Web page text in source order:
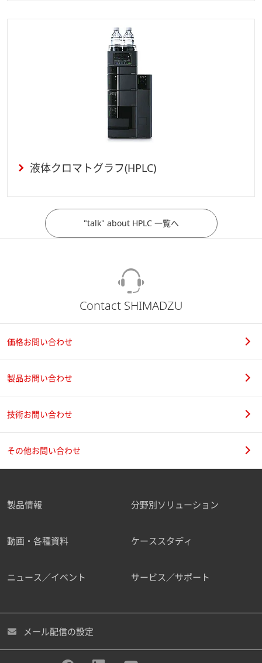
液体クロマトグラフ(HPLC)
"talk" about HPLC 一覧へ
Contact SHIMADZU
価格お問い合わせ
製品お問い合わせ
技術お問い合わせ
その他お問い合わせ
製品情報 分野別ソリューション
動画・各種資料 ケーススタディ
ニュース／イベント サービス／サポート
メール配信の設定